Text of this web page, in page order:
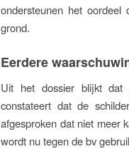
ondersteunen het oordeel
grond.
Eerdere
Uit het dossier blijkt dat
constateert dat de
afgesproken dat niet meer
wordt nu tegen de bv